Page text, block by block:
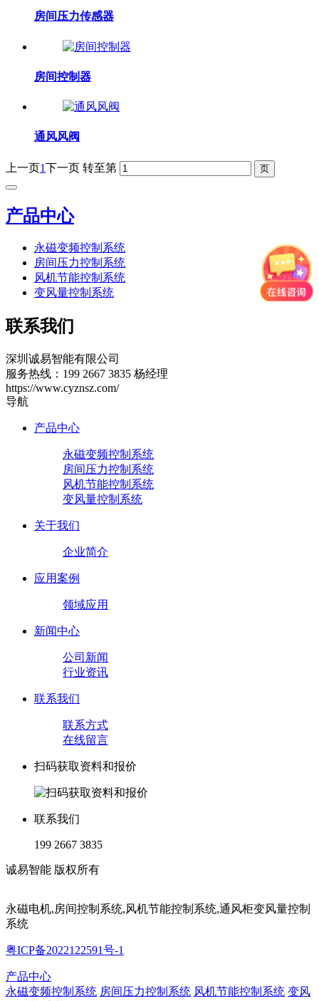
房间压力传感器
房间控制器
通风风阀
上一页1下一页 转至第
产品中心
永磁变频控制系统
房间压力控制系统
风机节能控制系统
变风量控制系统
联系我们
深圳诚易智能有限公司
服务热线：199 2667 3835 杨经理
https://www.cyznsz.com/
导航
产品中心
永磁变频控制系统
房间压力控制系统
风机节能控制系统
变风量控制系统
关于我们
企业简介
应用案例
领域应用
新闻中心
公司新闻
行业资讯
联系我们
联系方式
在线留言
扫码获取资料和报价
联系我们
199 2667 3835
诚易智能 版权所有
永磁电机,房间控制系统,风机节能控制系统,通风柜变风量控制
系统
粤ICP备2022122591号-1
产品中心
永磁变频控制系统 房间压力控制系统 风机节能控制系统 变风